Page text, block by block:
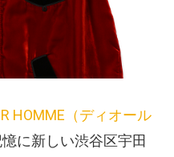
HOMME（ディオール
憶に新しい渋谷区宇田